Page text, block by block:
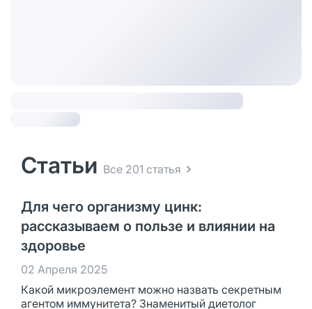
Статьи Все 201 статья
Для чего организму цинк:
рассказываем о пользе и влиянии на
здоровье
02 Апреля 2025
Какой микроэлемент можно назвать секретным
агентом иммунитета? Знаменитый диетолог